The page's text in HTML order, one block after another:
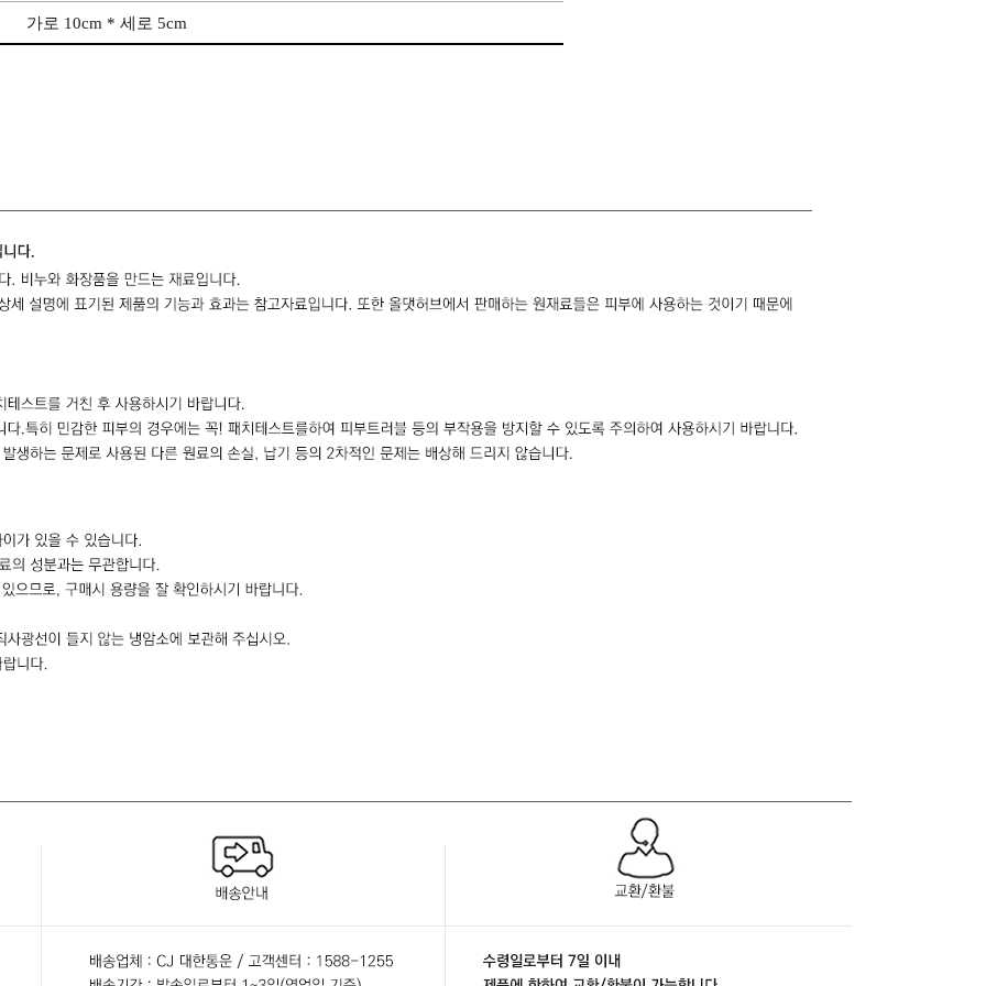
가로 10cm * 세로 5cm